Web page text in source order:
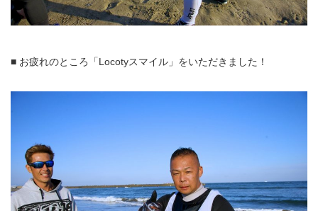
■ お疲れのところ「Locotyスマイル」をいただきました！